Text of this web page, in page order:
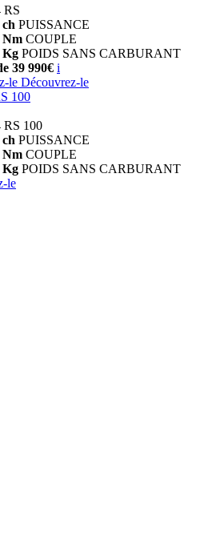
RS
ch PUISSANCE
Nm COUPLE
Kg POIDS SANS CARBURANT
39 990€ i
le Découvrez-le
100
100
ch PUISSANCE
Nm COUPLE
Kg POIDS SANS CARBURANT
le